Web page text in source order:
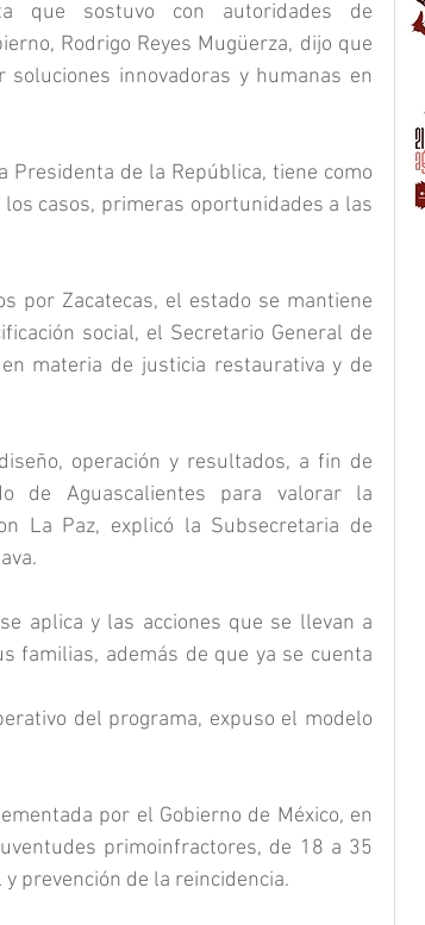
que sostuvo con autoridades de
Rodrigo Reyes Mugüerza, dijo que
innovadoras y humanas en
de la República, tiene como
casos, primeras oportunidades a las
por Zacatecas, el estado se mantiene
social, el Secretario General de
materia de justicia restaurativa y de
operación y resultados, a fin de
de Aguascalientes para valorar la
La Paz, explicó la Subsecretaria de
aplica y las acciones que se llevan a
familias, además de que ya se cuenta
del programa, expuso el modelo
por el Gobierno de México, en
primoinfractores, de 18 a 35
prevención de la reincidencia.